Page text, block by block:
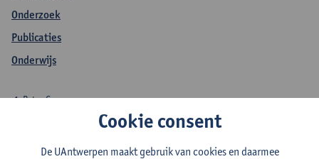
Onderzoek
Publicaties
Onderwijs
Onderwijs Peter Goos
Peter Goos
Cookie consent
De UAntwerpen maakt gebruik van cookies en daarmee